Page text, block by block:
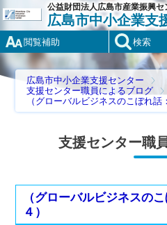
公益財団法人広島市産業振興セ
広島市中小企業支
閲覧補助 検索
広島市中小企業支援センター
支援センター職員によるブログ
（グローバルビジネスのこぼれ話
支援センター職
（グローバルビジネスの
４）